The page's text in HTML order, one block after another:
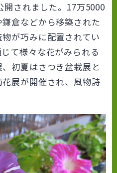
開されました。17万5000
倉などから移築された
が巧みに配置されてい
て様々な花がみられる
初夏はさつき盆栽展と
展が開催され、風物詩